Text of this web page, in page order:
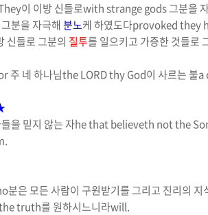
이 이방 신들로with strange gods그분을
그분을 자극해분노케 하였도다provoked they
신들로 그분의 질투를 일으키고 가증한 것들로
주 네 하나님the LORD thy God이 사르는 불a
을 믿지 않는 자he that believeth not the
분은 모든 사람이 구원받기를 그리고 진리의 지
truth를 원하시느니라will.